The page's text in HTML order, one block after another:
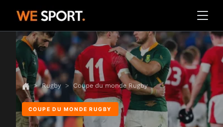
Rugby Coupe du monde Rugby
COUPE DU MONDE RUGBY